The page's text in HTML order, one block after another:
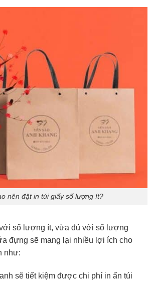
nên đặt in túi giấy số lượng ít?
số lượng ít, vừa đủ với số lượng
đựng sẽ mang lại nhiều lợi ích cho
như:
sẽ tiết kiệm được chi phí in ấn túi